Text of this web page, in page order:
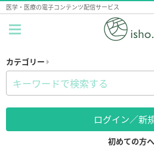
医学・医療の電子コンテンツ配信サービス
カテゴリー
ログイン／新
初めての方へ